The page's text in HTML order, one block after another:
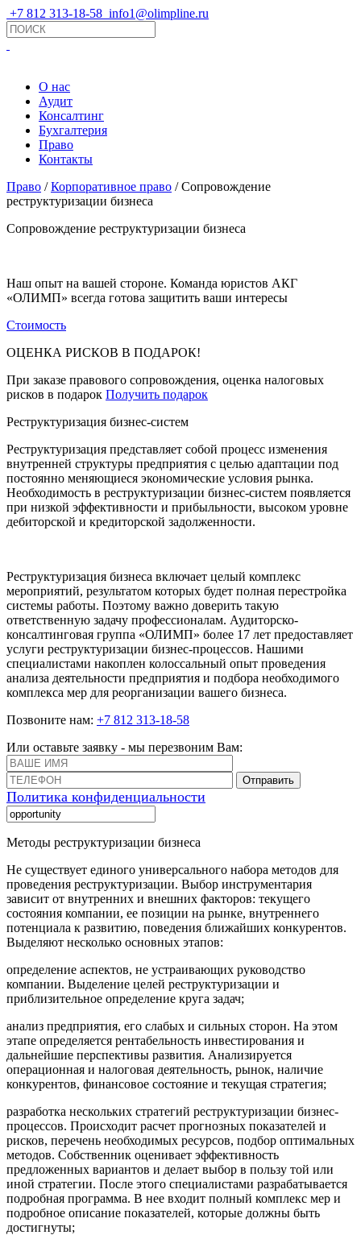
+7 812 313-18-58 info1@olimpline.ru
О нас
Аудит
Консалтинг
Бухгалтерия
Право
Контакты
Право /Корпоративное право / Сопровождение
реструктуризации бизнеса
Сопровождение реструктуризации бизнеса
Наш опыт на вашей стороне. Команда юристов АКГ
«ОЛИМП» всегда готова защитить ваши интересы
Стоимость
ОЦЕНКА РИСКОВ В ПОДАРОК!
При заказе правового сопровождения, оценка налоговых
рисков в подарок Получить подарок
Реструктуризация бизнес-систем
Реструктуризация представляет собой процесс изменения
внутренней структуры предприятия с целью адаптации под
постоянно меняющиеся экономические условия рынка.
Необходимость в реструктуризации бизнес-систем появляется
при низкой эффективности и прибыльности, высоком уровне
дебиторской и кредиторской задолженности.
Реструктуризация бизнеса включает целый комплекс
мероприятий, результатом которых будет полная перестройка
системы работы. Поэтому важно доверить такую
ответственную задачу профессионалам. Аудиторско-
консалтинговая группа «ОЛИМП» более 17 лет предоставляет
услуги реструктуризации бизнес-процессов. Нашими
специалистами накоплен колоссальный опыт проведения
анализа деятельности предприятия и подбора необходимого
комплекса мер для реорганизации вашего бизнеса.
Позвоните нам: +7 812 313-18-58
Или оставьте заявку - мы перезвоним Вам:
Отправить
Политика конфиденциальности
Методы реструктуризации бизнеса
Не существует единого универсального набора методов для
проведения реструктуризации. Выбор инструментария
зависит от внутренних и внешних факторов: текущего
состояния компании, ее позиции на рынке, внутреннего
потенциала к развитию, поведения ближайших конкурентов.
Выделяют несколько основных этапов:
определение аспектов, не устраивающих руководство
компании. Выделение целей реструктуризации и
приблизительное определение круга задач;
анализ предприятия, его слабых и сильных сторон. На этом
этапе определяется рентабельность инвестирования и
дальнейшие перспективы развития. Анализируется
операционная и налоговая деятельность, рынок, наличие
конкурентов, финансовое состояние и текущая стратегия;
разработка нескольких стратегий реструктуризации бизнес-
процессов. Происходит расчет прогнозных показателей и
рисков, перечень необходимых ресурсов, подбор оптимальных
методов. Собственник оценивает эффективность
предложенных вариантов и делает выбор в пользу той или
иной стратегии. После этого специалистами разрабатывается
подробная программа. В нее входит полный комплекс мер и
подробное описание показателей, которые должны быть
достигнуты;